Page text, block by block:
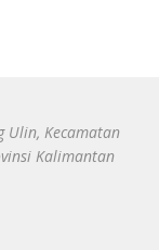
Ulin, Kecamatan
Kalimantan